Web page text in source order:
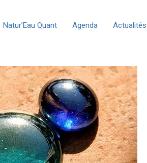
Natur’Eau Quant Agenda Actualités